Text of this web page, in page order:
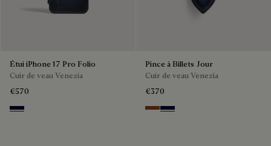
Étui iPhone 17 Pro Folio
Cuir de veau Venezia
€570
Nero Blu
Pince à Billets Jour
Cuir de veau Venezia
€370
Cacao Intenso
Nero Blu